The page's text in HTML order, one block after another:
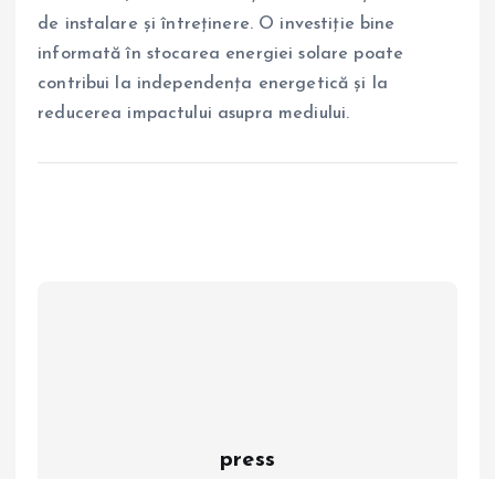
de instalare și întreținere. O investiție bine
informată în stocarea energiei solare poate
contribui la independența energetică și la
reducerea impactului asupra mediului.
press